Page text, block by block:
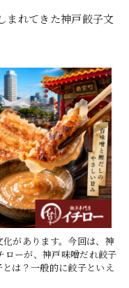
まれてきた神戸餃子文
があります。今回は、神
ローが、神戸味噌だれ餃子
は？一般的に餃子といえ